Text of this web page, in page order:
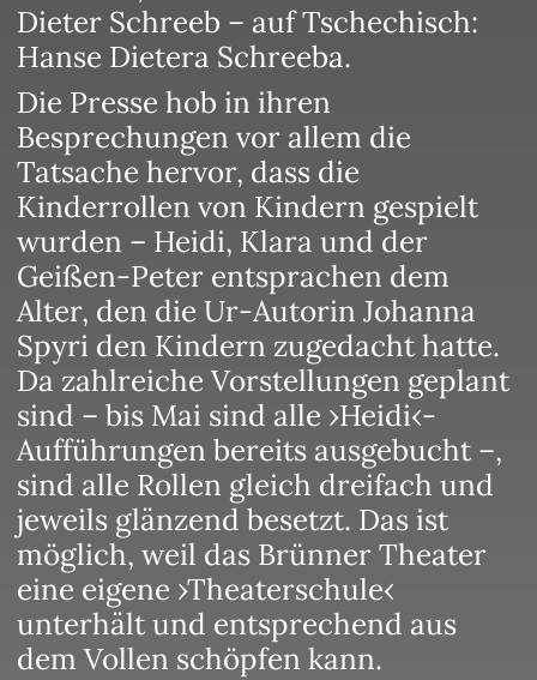
Dieter Schreeb – auf Tschechisch:
Hanse Dietera Schreeba.
Die Presse hob in ihren
Besprechungen vor allem die
Tatsache hervor, dass die
Kinderrollen von Kindern gespielt
wurden – Heidi, Klara und der
Geißen-Peter entsprachen dem
Alter, den die Ur-Autorin Johanna
Spyri den Kindern zugedacht hatte.
Da zahlreiche Vorstellungen geplant
sind – bis Mai sind alle ›Heidi‹-
Aufführungen bereits ausgebucht –,
sind alle Rollen gleich dreifach und
jeweils glänzend besetzt. Das ist
möglich, weil das Brünner Theater
eine eigene ›Theaterschule‹
unterhält und entsprechend aus
dem Vollen schöpfen kann.